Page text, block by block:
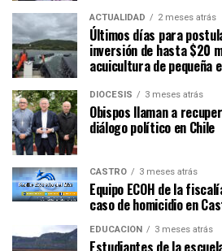
ACTUALIDAD 2 meses atrás
Últimos días para
inversión de hasta $20
acuicultura de pequeña
DIÓCESIS 3 meses atrás
Obispos llaman a
diálogo político en Chile
CASTRO 3 meses atrás
Equipo ECOH de la
caso de homicidio en
EDUCACIÓN 3 meses atrás